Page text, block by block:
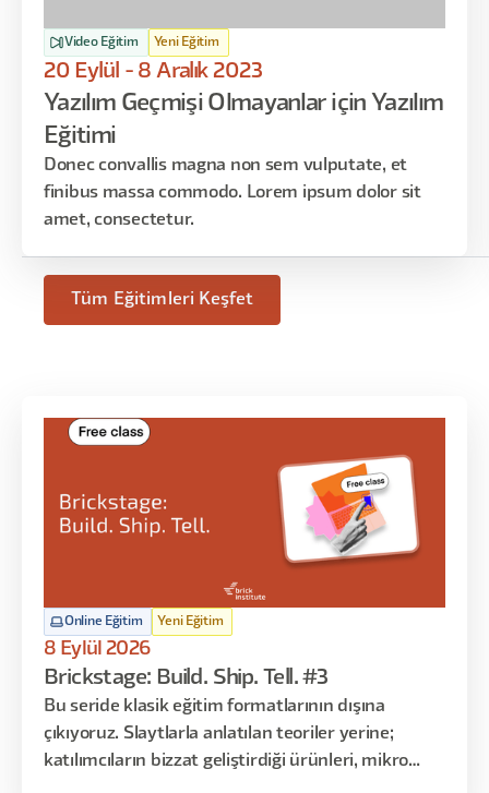
Video Eğitim Yeni Eğitim
20 Eylül - 8 Aralık 2023
Yazılım Geçmişi Olmayanlar için Yazılım
Eğitimi
Donec convallis magna non sem vulputate, et
finibus massa commodo. Lorem ipsum dolor sit
amet, consectetur.
Tüm Eğitimleri Keşfet
Online Eğitim Yeni Eğitim
8 Eylül 2026
Brickstage: Build. Ship. Tell. #3
Bu seride klasik eğitim formatlarının dışına
çıkıyoruz. Slaytlarla anlatılan teoriler yerine;
katılımcıların bizzat geliştirdiği ürünleri, mikro